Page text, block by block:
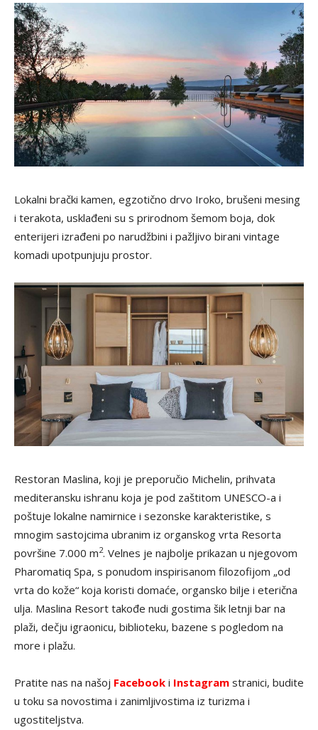
Lokalni brački kamen, egzotično drvo Iroko, brušeni mesing
i terakota, usklađeni su s prirodnom šemom boja, dok
enterijeri izrađeni po narudžbini i pažljivo birani vintage
komadi upotpunjuju prostor.
Restoran Maslina, koji je preporučio Michelin, prihvata
mediteransku ishranu koja je pod zaštitom UNESCO-a i
poštuje lokalne namirnice i sezonske karakteristike, s
mnogim sastojcima ubranim iz organskog vrta Resorta
površine 7.000 m2. Velnes je najbolje prikazan u njegovom
Pharomatiq Spa, s ponudom inspirisanom filozofijom „od
vrta do kože“ koja koristi domaće, organsko bilje i eterična
ulja. Maslina Resort takođe nudi gostima šik letnji bar na
plaži, dečju igraonicu, biblioteku, bazene s pogledom na
more i plažu.
Pratite nas na našoj Facebook i Instagram stranici, budite
u toku sa novostima i zanimljivostima iz turizma i
ugostiteljstva.